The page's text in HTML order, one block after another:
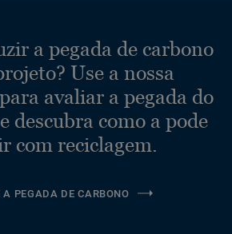
a pegada de carbono
Use a nossa
avaliar a pegada do
descubra como a pode
com reciclagem.
A PEGADA DE CARBONO